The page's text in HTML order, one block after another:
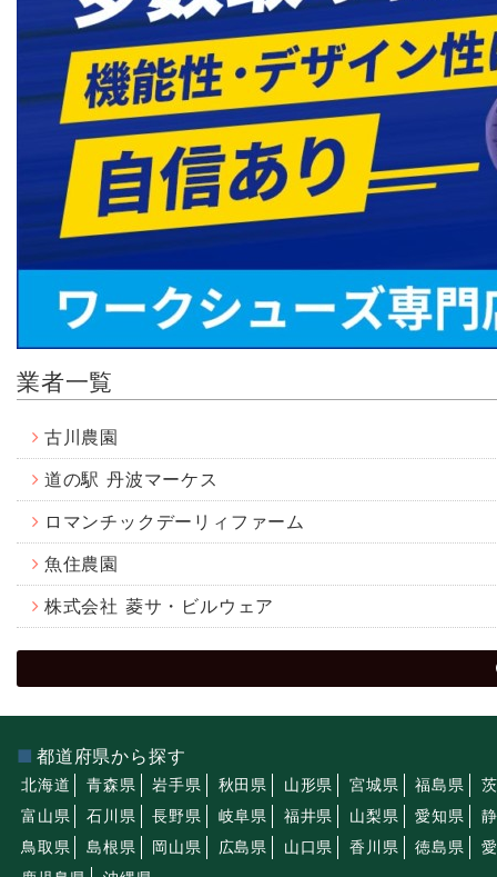
業者一覧
古川農園
道の駅 丹波マーケス
ロマンチックデーリィファーム
魚住農園
株式会社 菱サ・ビルウェア
都道府県から探す
北海道 青森県 岩手県 秋田県 山形県 宮城県 福島県
富山県
石川県 長野県 岐阜県 福井県 山梨県 愛知県
鳥取県
島根県 岡山県 広島県 山口県 香川県 徳島県